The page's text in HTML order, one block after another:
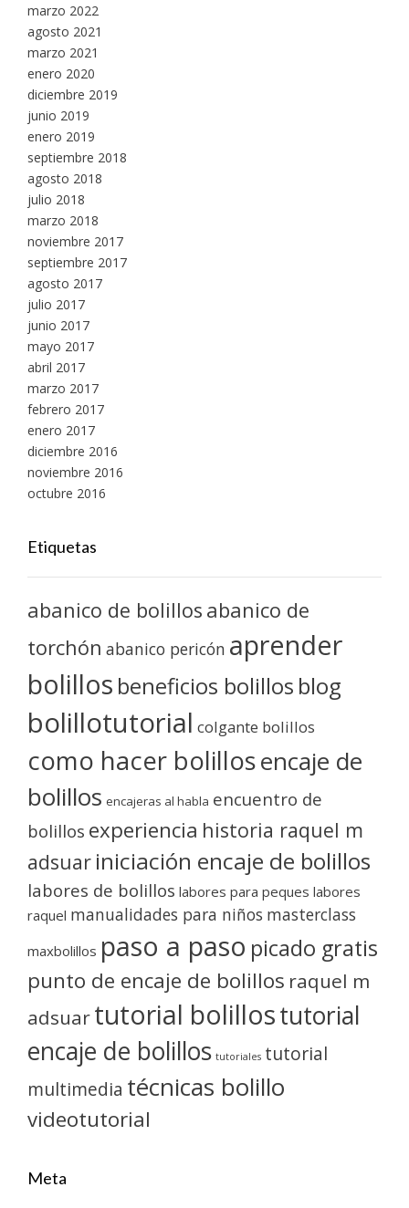
marzo 2022
agosto 2021
marzo 2021
enero 2020
diciembre 2019
junio 2019
enero 2019
septiembre 2018
agosto 2018
julio 2018
marzo 2018
noviembre 2017
septiembre 2017
agosto 2017
julio 2017
junio 2017
mayo 2017
abril 2017
marzo 2017
febrero 2017
enero 2017
diciembre 2016
noviembre 2016
octubre 2016
Etiquetas
abanico de bolillos abanico de
torchón abanico pericón aprender
bolillos beneficios bolillos blog
bolillotutorial colgante bolillos
como hacer bolillosencaje de
bolillos encajeras al habla encuentro de
bolillos experiencia historia raquel m
adsuar iniciación encaje de bolillos
labores de bolillos labores para peques labores
raquel manualidades para niños masterclass
maxbolillos paso a paso picado gratis
punto de encaje de bolillos raquel m
adsuartutorial bolillostutorial
encaje de bolillos tutoriales tutorial
multimedia técnicas bolillo
videotutorial
Meta